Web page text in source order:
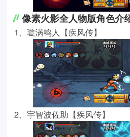
像素火影全人物版角色介
1、璇涡鸣人【疾风传】
2、宇智波佐助【疾风传】